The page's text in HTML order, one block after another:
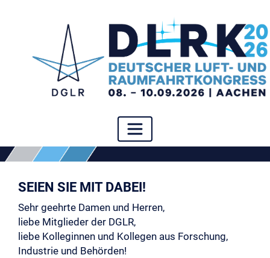
SEIEN SIE MIT DABEI!
Sehr geehrte Damen und Herren,
liebe Mitglieder der DGLR,
liebe Kolleginnen und Kollegen aus Forschung,
Industrie und Behörden!